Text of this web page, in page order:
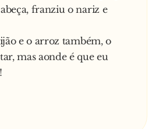
franziu o nariz e
e o arroz também, o
mas aonde é que eu